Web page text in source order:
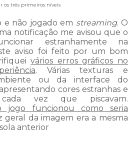
os três primeiros níveis
e não jogado em streaming. O
notificação me avisou que o
estranhamente na
aviso foi feito por um bom
vários erros gráficos no
. Várias texturas e
ou da interface do
cores estranhas e
vez que piscavam.
jogo funcionou como seria
geral da imagem era a mesma
anterior